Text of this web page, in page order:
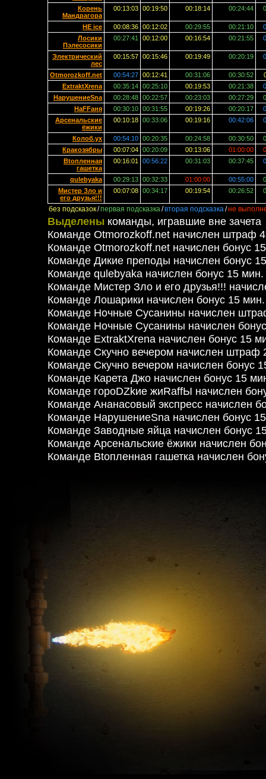
Корень
Мандрагора
00:13:03 00:19:50 00:18:14 00:24:44
НЕ ice 00:08:36 00:12:02 00:29:55 00:21:10
Лосики
Пэлесосики
00:27:41 00:12:00 00:16:54 00:21:55
Электрический
лес
00:15:57 00:15:46 00:19:49 00:20:19
Otmorozkoff.net 00:54:27 00:12:41 00:31:06 00:30:52
ExtraktXrena
00:35:14 00:25:10 00:19:53 00:21:38
НарушениеSna
00:28:48 00:22:57 00:23:03 00:27:29
НаFFаня
00:30:10 00:31:55 00:19:26 00:20:17
Арсенальские
ёжики
00:10:18 00:33:06 00:19:16 00:42:06
Колоб.ух 00:54:10 00:20:35 00:24:58 00:30:50
Кракозябры
00:07:04 00:20:09 00:13:06 01:00:00
Btопленная
гашетка
00:16:01 00:56:22 00:31:03 00:37:45
qulebyaka 00:29:13 00:32:33 01:00:00 00:55:00
Мистер Зло и
его друзья!!!
00:07:08 00:34:17 00:19:54 00:26:52
без подсказок/первая подсказка/вторая подсказка/не
Выделены команды, игравшие вне зачета
Команде Otmorozkoff.net начислен штраф
Команде Otmorozkoff.net начислен бонус
Команде Дикие преподы начислен бонус
Команде qulebyaka начислен бонус 15
Команде Мистер Зло и его друзья!!!
Команде Лошарики начислен бонус 15
Команде Ночные Сусанины начислен
Команде Ночные Сусанины начислен
Команде ExtraktXrena начислен бонус 15
Команде Скучно вечером начислен штраф
Команде Скучно вечером начислен бонус
Команде Карета Джо начислен бонус 15
Команде гороDZkие жиRaffЫ начислен
Команде Ананасовый экспресс начислен
Команде НарушениеSna начислен бонус
Команде Заводные яйца начислен бонус
Команде Арсенальские ёжики начислен
Команде Btопленная гашетка начислен